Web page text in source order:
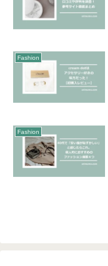
Fashion
Fashion